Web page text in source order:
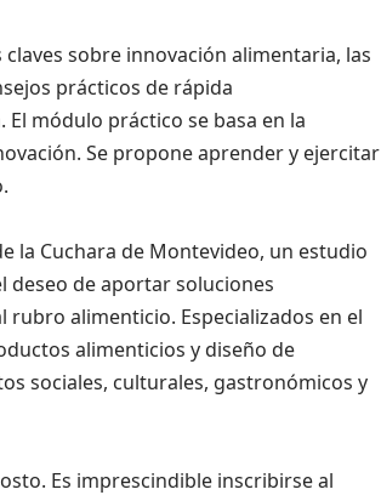
sobre innovación alimentaria, las
prácticos de rápida
módulo práctico se basa en la
Se propone aprender y ejercitar
la Cuchara de Montevideo, un estudio
deseo de aportar soluciones
rubro alimenticio. Especializados en el
alimenticios y diseño de
sociales, culturales, gastronómicos y
Es imprescindible inscribirse al